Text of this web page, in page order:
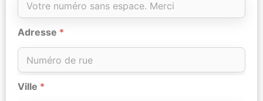
Adresse *
Ville *